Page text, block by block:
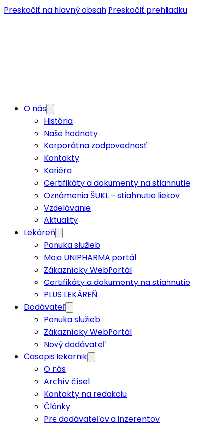
Preskočiť na hlavný obsah Preskočiť prehliadku
O nás
História
Naše hodnoty
Korporátna zodpovednosť
Kontakty
Kariéra
Certifikáty a dokumenty na stiahnutie
Oznámenia ŠUKL – stiahnutie liekov
Vzdelávanie
Aktuality
Lekáreň
Ponuka služieb
Moja UNIPHARMA portál
Zákaznícky WebPortál
Certifikáty a dokumenty na stiahnutie
PLUS LEKÁREŇ
Dodávateľ
Ponuka služieb
Zákaznícky WebPortál
Nový dodávateľ
Časopis lekárnik
O nás
Archív čísel
Kontakty na redakciu
Články
Pre dodávateľov a inzerentov